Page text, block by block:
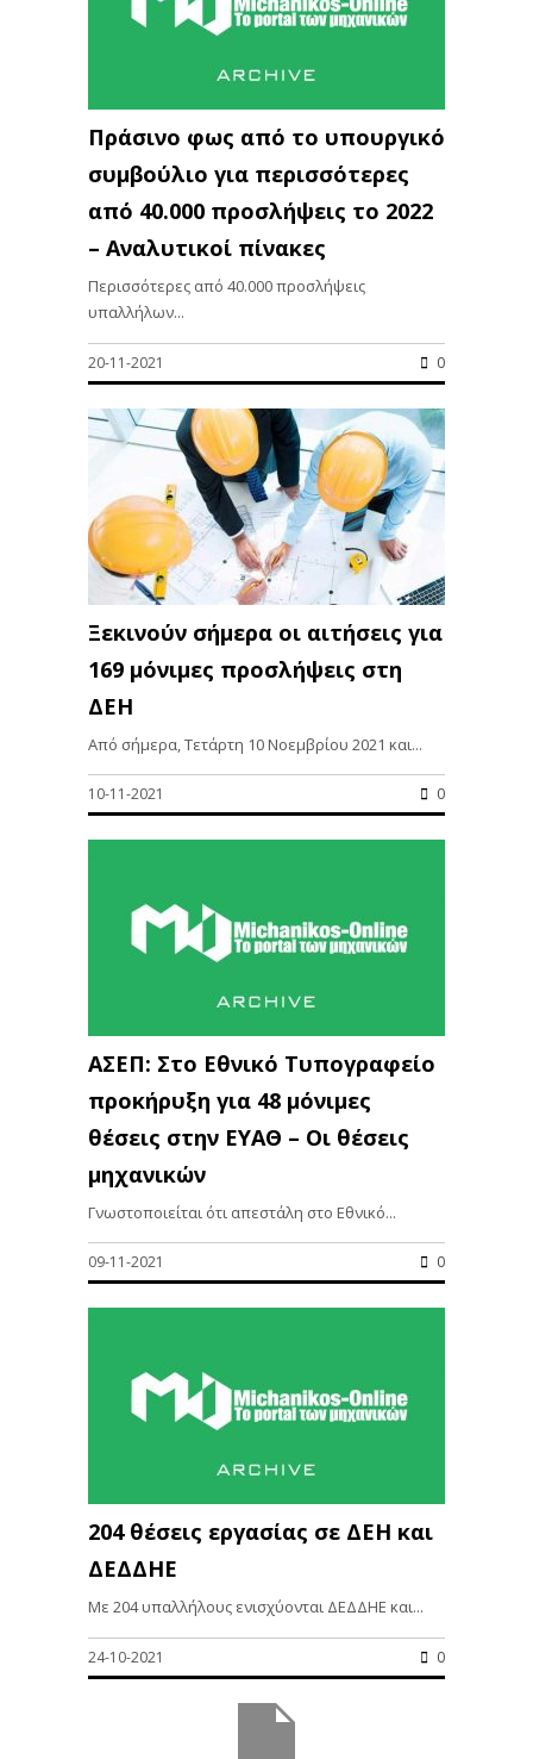
Πράσινο φως από το υπουργικό
συμβούλιο για περισσότερες
από 40.000 προσλήψεις το 2022
– Αναλυτικοί πίνακες
Περισσότερες από 40.000 προσλήψεις
υπαλλήλων...
20-11-2021 0
Ξεκινούν σήμερα οι αιτήσεις για
169 μόνιμες προσλήψεις στη
ΔΕΗ
Από σήμερα, Τετάρτη 10 Νοεμβρίου 2021 και...
10-11-2021 0
ΑΣΕΠ: Στο Εθνικό Τυπογραφείο
προκήρυξη για 48 μόνιμες
θέσεις στην ΕΥΑΘ – Οι θέσεις
μηχανικών
Γνωστοποιείται ότι απεστάλη στο Εθνικό...
09-11-2021 0
204 θέσεις εργασίας σε ΔΕΗ και
ΔΕΔΔΗΕ
Με 204 υπαλλήλους ενισχύονται ΔΕΔΔΗΕ και...
24-10-2021 0